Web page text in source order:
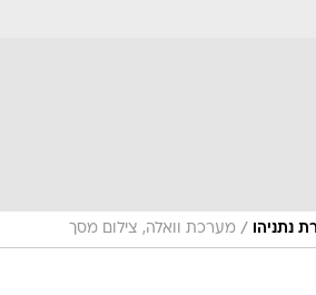
/ מערכת וואלה, צילום מסך